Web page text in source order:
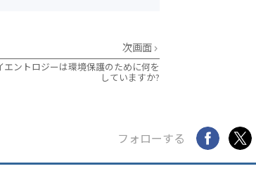
次画面
エントロジーは環境保護のために何を
していますか?
フォローする